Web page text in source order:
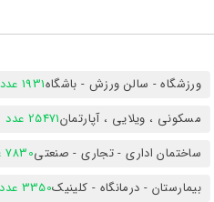
ورزشگاه - سالن ورزش - باشگاه1931 عدد
مسکونی ، ویلایی ، آپارتمان25471 عدد
ساختمان اداری - تجاری - صنعتی7830 عدد
بیمارستان - درمانگاه - کلینیک3350 عدد